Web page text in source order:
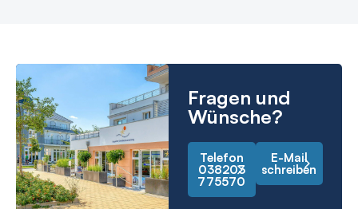
Fragen und
Wünsche?
Telefon
038203
775570
E-Mail
schreiben